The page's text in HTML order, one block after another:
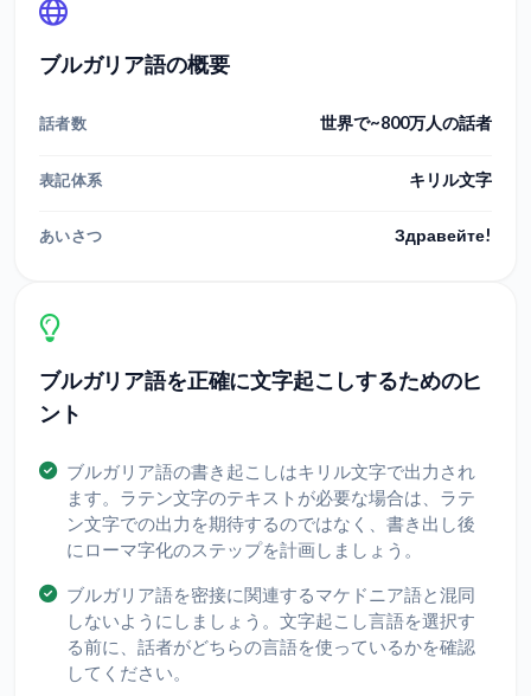
ブルガリア語の概要
話者数 世界で~800万人の話者
表記体系 キリル文字
あいさつ Здравейте!
ブルガリア語を正確に文字起こしするためのヒ
ント
ブルガリア語の書き起こしはキリル文字で出力され
ます。ラテン文字のテキストが必要な場合は、ラテ
ン文字での出力を期待するのではなく、書き出し後
にローマ字化のステップを計画しましょう。
ブルガリア語を密接に関連するマケドニア語と混同
しないようにしましょう。文字起こし言語を選択す
る前に、話者がどちらの言語を使っているかを確認
してください。